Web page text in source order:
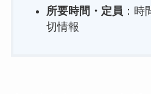
所要時間・定員 ：
切情報